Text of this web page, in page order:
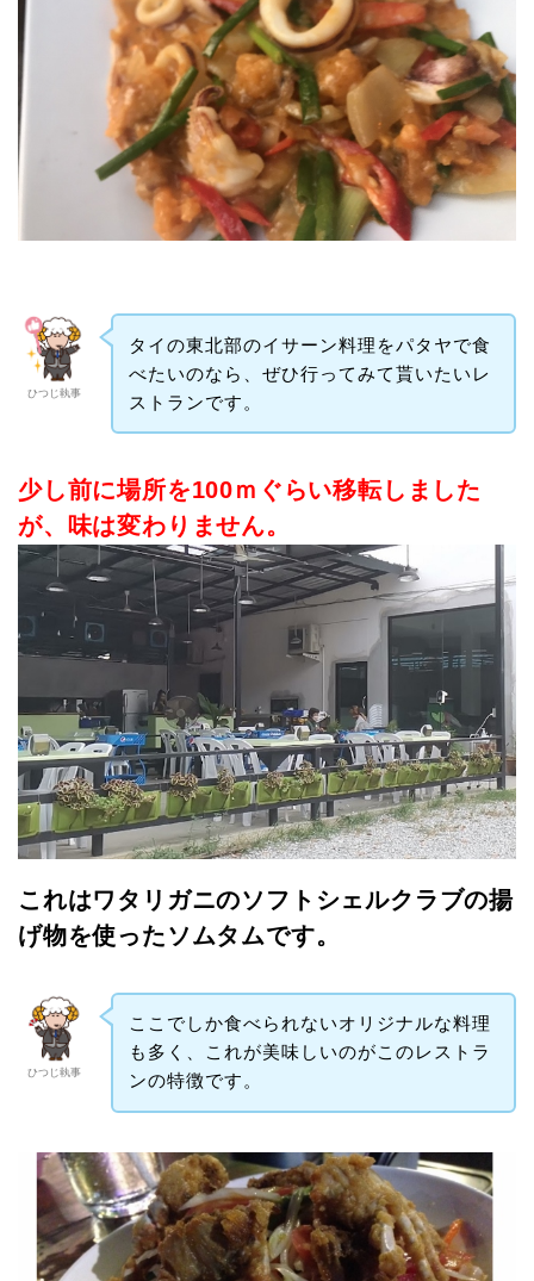
ひつじ執事
タイの東北部のイサーン料理をパタヤで食
べたいのなら、ぜひ行ってみて貰いたいレ
ストランです。
少し前に場所を100ｍぐらい移転しました
が、味は変わりません。
これはワタリガニのソフトシェルクラブの揚
げ物を使ったソムタムです。
ひつじ執事
ここでしか食べられないオリジナルな料理
も多く、これが美味しいのがこのレストラ
ンの特徴です。